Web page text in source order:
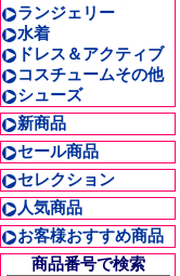
ランジェリー
水着
ドレス＆アクティブ
コスチュームその他
シューズ
新商品
セール商品
セレクション
人気商品
お客様おすすめ商品
商品番号で検索